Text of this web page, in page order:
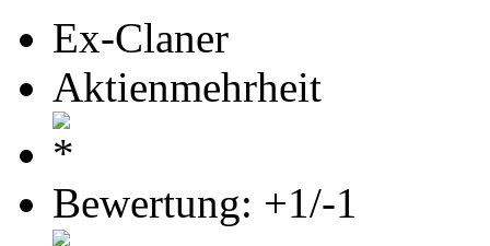
Ex-Claner
Aktienmehrheit
Bewertung: +1/-1